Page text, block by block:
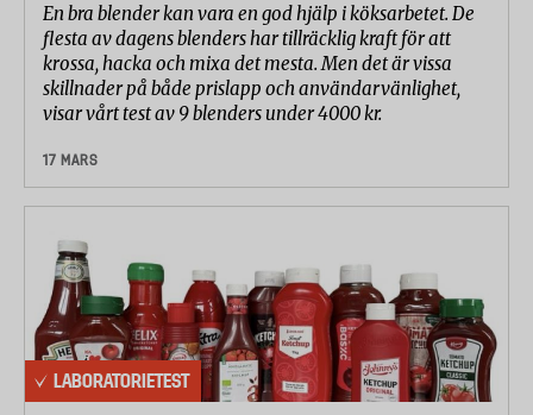
En bra blender kan vara en god hjälp i köksarbetet. De
flesta av dagens blenders har tillräcklig kraft för att
krossa, hacka och mixa det mesta. Men det är vissa
skillnader på både prislapp och användarvänlighet,
visar vårt test av 9 blenders under 4000 kr.
17 MARS
LABORATORIETEST